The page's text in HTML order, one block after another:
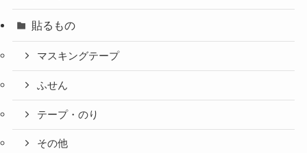
貼るもの
マスキングテープ
ふせん
テープ・のり
その他